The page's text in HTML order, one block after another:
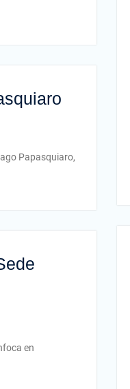
Papasquiaro,
en